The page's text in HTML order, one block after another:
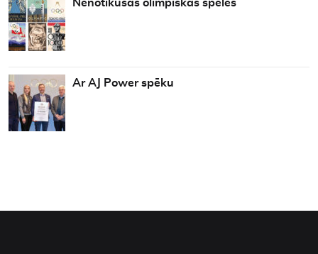
Nenotikušās olimpiskās spēles
Ar AJ Power spēku